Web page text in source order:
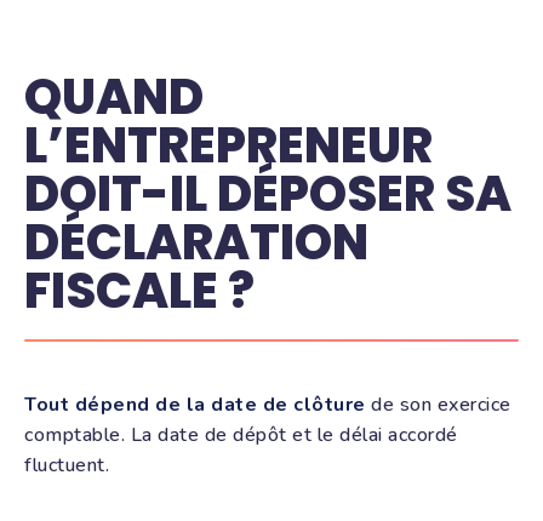
QUAND
L’ENTREPRENEUR
DOIT-IL DÉPOSER SA
DÉCLARATION
FISCALE ?
Tout dépend de la date de clôture de son exercice
comptable. La date de dépôt et le délai accordé
fluctuent.